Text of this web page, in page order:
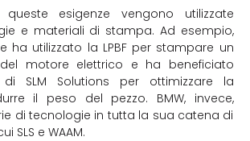
queste esigenze vengono utilizzate
e materiali di stampa. Ad esempio,
ha utilizzato la LPBF per stampare un
motore elettrico e ha beneficiato
SLM Solutions per ottimizzare la
il peso del pezzo. BMW, invece,
di tecnologie in tutta la sua catena di
SLS e WAAM.